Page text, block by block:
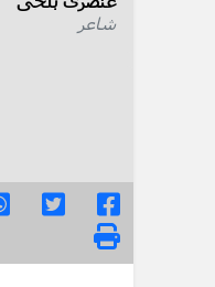
شاعر